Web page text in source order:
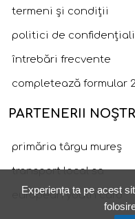
Experiența ta pe acest
termeni și condiții
politici de
întrebări frecvente
completează formular
PARTENERII
primăria târgu mureș
transport local sa
european youth card